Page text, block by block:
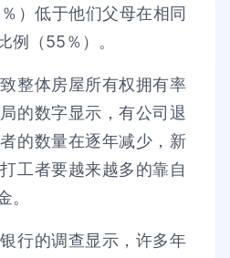
）低于他们父母在相同
例（55％）。
整体房屋所有权拥有率
的数字显示，有公司退
的数量在逐年减少，新
工者要越来越多的靠自
。
行的调查显示，许多年